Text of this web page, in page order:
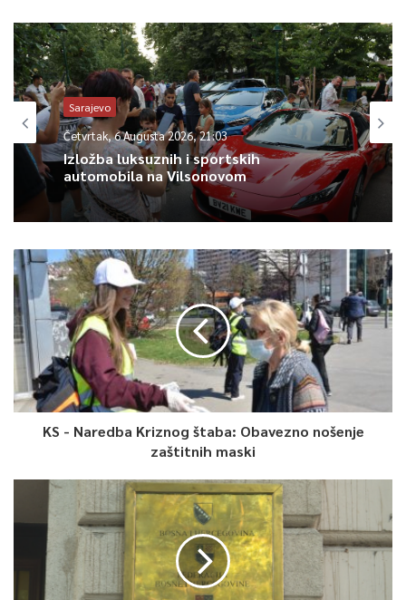
Od 27 zemalja članica EU-a, najveći broj novih automobila u
junu prodat je u Francuskoj, ukupno 233.814. Potom slijede
Njemačka sa 220.272, Italija 132.457 i Španija sa 82.651.
Prema najnovijim podacima proizvođača, najviše novih
automobila u EU u junu je prodala Volkswagen grupa, ukupno
229.973 jedinice, a prate je PSA grupa sa 148.546 i Renault
grupa sa 147.488 novih prodanih vozila.
0
Article Rating
Sarajevo
Četvrtak, 6 Augusta 2026, 21:03
Izložba luksuznih i sportskih
automobila na Vilsonovom
KS - Naredba Kriznog štaba: Obavezno nošenje
zaštitnih maski